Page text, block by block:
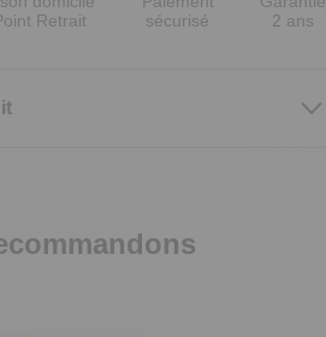
Retrait
sécurisé
2 ans